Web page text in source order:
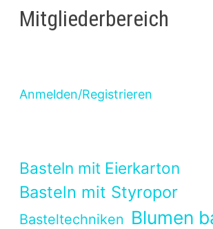
Mitgliederbereich
Anmelden/Registrieren
Basteln mit Eierkarton
Basteln mit Styropor
Basteltechniken Blumen